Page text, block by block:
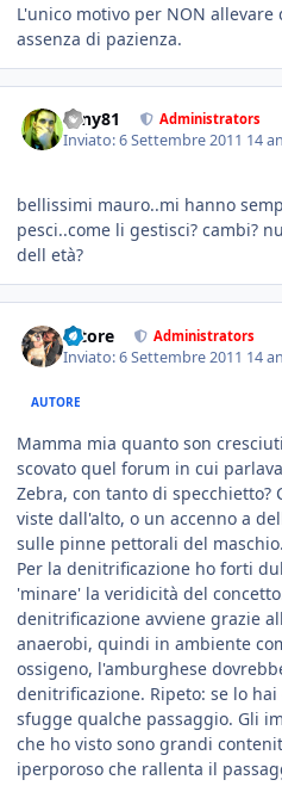
L'unico motivo per NON
assenza di pazienza.
tony81 Administrators
Inviato:6 Settembre 2011 14
bellissimi mauro..mi hanno
pesci..come li gestisci? cambi?
dell età?
tatore Administrators
Inviato:6 Settembre 2011 14
AUTORE
Mamma mia quanto son
scovato quel forum in cui
Zebra, con tanto di
viste dall'alto, o un accenno a
sulle pinne pettorali del maschio.
Per la denitrificazione ho forti
'minare' la veridicità del
denitrificazione avviene grazie
anaerobi, quindi in ambiente
ossigeno, l'amburghese
denitrificazione. Ripeto: se lo
sfugge qualche passaggio. Gli
che ho visto sono grandi
iperporoso che rallenta il